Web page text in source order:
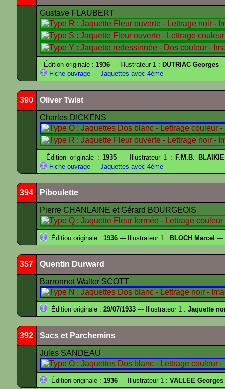
Gustave FLAUBERT
Édition originale :1936 --- Illustrateur 1 : DUTRIAC Georges
Fiche ouvrage --- Jaquettes avec 4ème ---
390 Oliver Twist
Charles DICKENS
Édition originale :1935 --- Illustrateur 1 : F.M.B.
Fiche ouvrage --- Jaquettes avec 4ème ---
394 Piboulette
Pierre CHANLAINE et Gérard BOURGEOIS
Édition originale : 1936 --- Illustrateur 1 : BLOCH Marcel ---
357 Quentin Durward
Barronnet Walter SCOTT
Édition originale : 29/07/1933 --- Illustrateur 1 : Jaquette
392 Sacs et Parchemins
Jules SANDEAU
Édition originale : 1936 --- Illustrateur 1 : VALLEE Georges